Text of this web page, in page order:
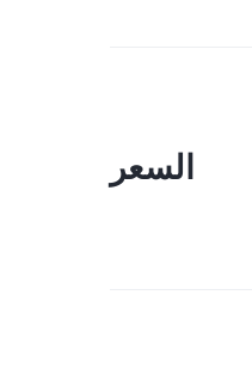
السعر